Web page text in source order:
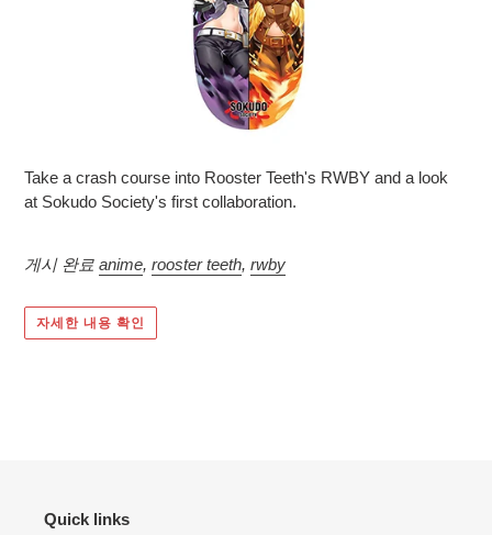
Take a crash course into Rooster Teeth's RWBY and a look
at Sokudo Society's first collaboration.
게시 완료 anime, rooster teeth, rwby
자세한 내용 확인
Quick links